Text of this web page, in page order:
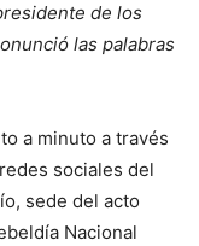
de los
las palabras
a minuto a través
sociales del
sede del acto
Nacional